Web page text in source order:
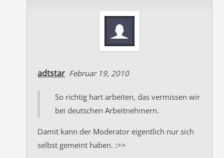
adtstar Februar 19, 2010
So richtig hart arbeiten, das vermissen wir
bei deutschen Arbeitnehmern.
Damit kann der Moderator eigentlich nur sich
selbst gemeint haben. :>>